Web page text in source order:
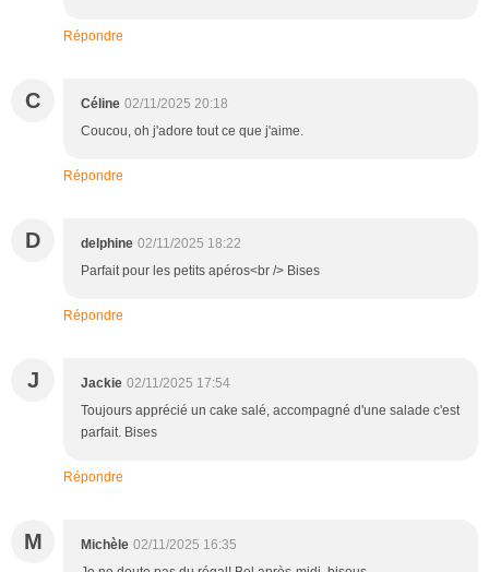
Répondre
C Céline 02/11/2025 20:18
Coucou, oh j'adore tout ce que j'aime.
Répondre
D delphine 02/11/2025 18:22
Parfait pour les petits apéros<br /> Bises
Répondre
J Jackie 02/11/2025 17:54
Toujours apprécié un cake salé, accompagné d'une salade c'est
parfait. Bises
Répondre
M Michèle 02/11/2025 16:35